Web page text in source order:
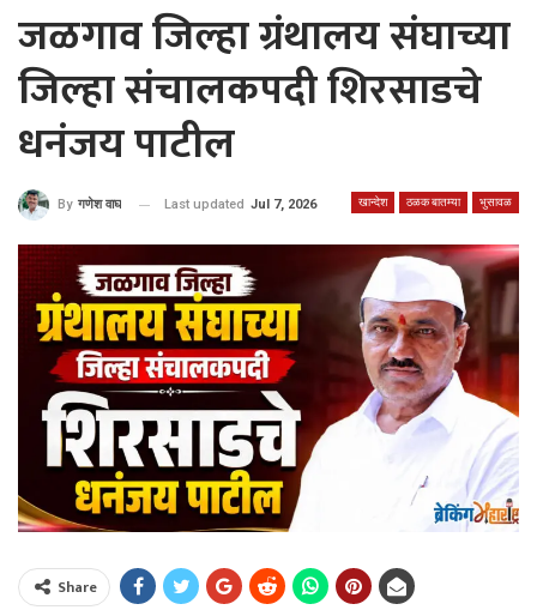
जळगाव जिल्हा ग्रंथालय संघाच्या
जिल्हा संचालकपदी शिरसाडचे
धनंजय पाटील
खान्देश ठळक बातम्या भुसावळ
By गणेश वाघ Last updated Jul 7, 2026
Share